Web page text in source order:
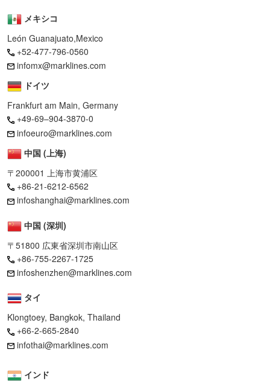
メキシコ
León Guanajuato,Mexico
+52-477-796-0560
infomx@marklines.com
ドイツ
Frankfurt am Main, Germany
+49-69–904-3870-0
infoeuro@marklines.com
中国 (上海)
〒200001 上海市黄浦区
+86-21-6212-6562
infoshanghai@marklines.com
中国 (深圳)
〒51800 広東省深圳市南山区
+86-755-2267-1725
infoshenzhen@marklines.com
タイ
Klongtoey, Bangkok, Thailand
+66-2-665-2840
infothai@marklines.com
インド